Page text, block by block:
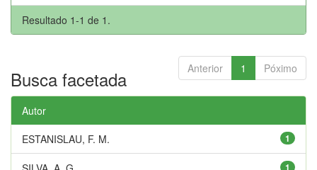
Resultado 1-1 de 1.
Anterior 1 Póximo
Busca facetada
Autor
1
ESTANISLAU, F. M.
1